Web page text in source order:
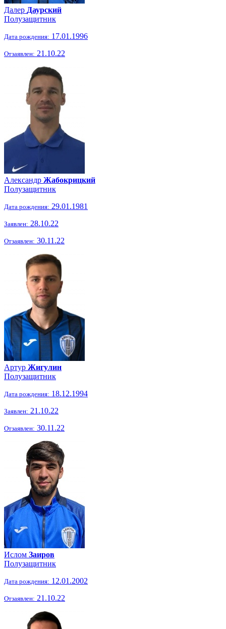
Далер Даурский
Полузащитник
Дата рождения: 17.01.1996
Отзаявлен: 21.10.22
Александр Жабокрицкий
Полузащитник
Дата рождения: 29.01.1981
Заявлен: 28.10.22
Отзаявлен: 30.11.22
Артур Жигулин
Полузащитник
Дата рождения: 18.12.1994
Заявлен: 21.10.22
Отзаявлен: 30.11.22
Ислом Заиров
Полузащитник
Дата рождения: 12.01.2002
Отзаявлен: 21.10.22